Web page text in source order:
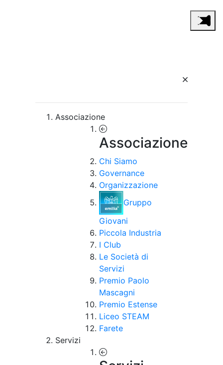
Associazione
Associazione
Chi Siamo
Governance
Organizzazione
Gruppo
Giovani
Piccola Industria
I Club
Le Società di
Servizi
Premio Paolo
Mascagni
Premio Estense
Liceo STEAM
Farete
Servizi